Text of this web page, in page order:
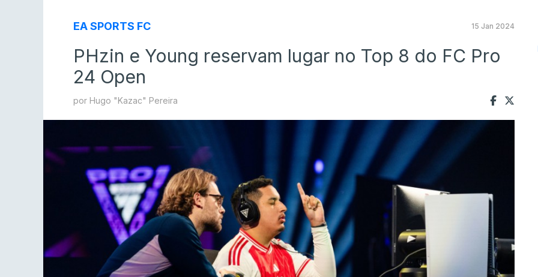
EA SPORTS FC 15 Jan 2024
PHzin e Young reservam lugar no Top 8 do FC Pro
24 Open
por Hugo "Kazac" Pereira